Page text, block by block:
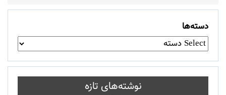
دسته‌ها
نوشته‌های تازه